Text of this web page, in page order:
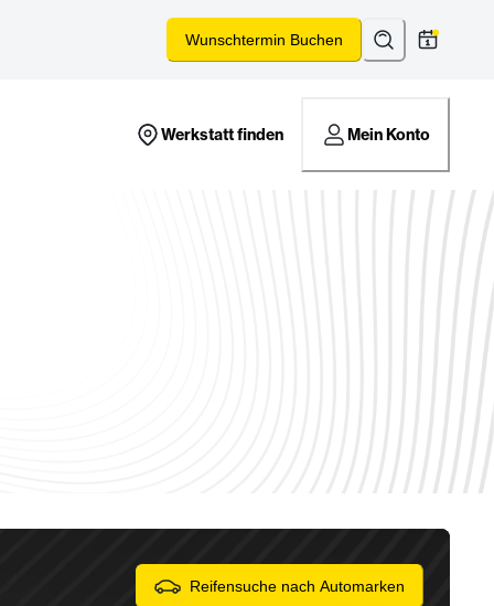
Wunschtermin Buchen Suchen*
Werkstatt finden Mein Konto
Reifensuche nach Automarken